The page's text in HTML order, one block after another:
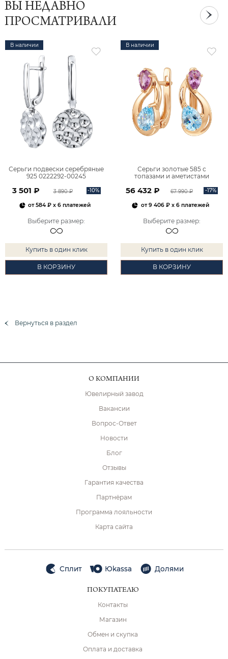
ВЫ НЕДАВНО
ПРОСМАТРИВАЛИ
В наличии
Серьги подвески серебряные
925 0222292-00245
3 501 ₽ 3 890 ₽ -10%
от584 ₽ x 6 платежей
Выберите размер:
Купить в один клик
В КОРЗИНУ
В наличии
Серьги золотые 585 с
топазами и аметистами
56 432 ₽ 67 990 ₽ -17%
от9 406 ₽x 6 платежей
Выберите размер:
Купить в один клик
В КОРЗИНУ
Вернуться в раздел
О КОМПАНИИ
Ювелирный завод
Вакансии
Вопрос-Ответ
Новости
Блог
Отзывы
Гарантия качества
Партнёрам
Программа лояльности
Карта сайта
Сплит Юkassa Долями
ПОКУПАТЕЛЮ
Контакты
Магазин
Обмен и скупка
Оплата и доставка